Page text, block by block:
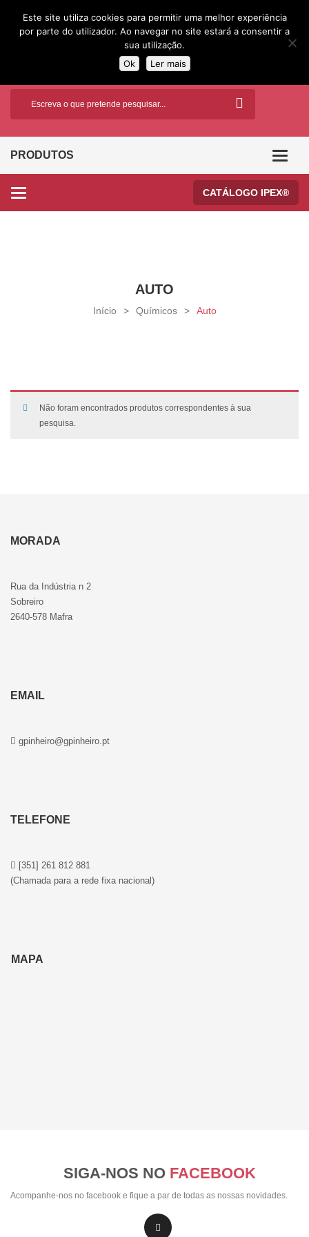
PRODUTOS
Categories CATÁLOGO IPEX®
AUTO
Início > Químicos > Auto
Não foram encontrados produtos correspondentes à sua
pesquisa.
MORADA
Rua da Indústria n 2
Sobreiro
2640-578 Mafra
EMAIL
gpinheiro@gpinheiro.pt
TELEFONE
[351] 261 812 881
(Chamada para a rede fixa nacional)
MAPA
SIGA-NOS NO FACEBOOK
Acompanhe-nos no facebook e fique a par de todas as nossas novidades.
Este site utiliza cookies para permitir uma melhor experiência
por parte do utilizador. Ao navegar no site estará a consentir a
sua utilização.
Ok
Ler mais